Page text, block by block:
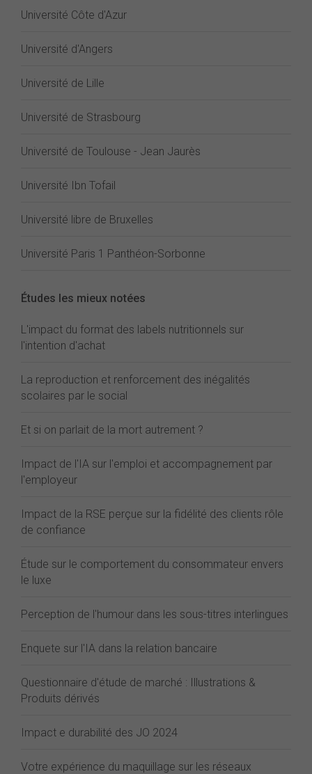
Université Côte d'Azur
Université d'Angers
Université de Lille
Université de Strasbourg
Université de Toulouse - Jean Jaurès
Université Ibn Tofail
Université libre de Bruxelles
Université Paris 1 Panthéon-Sorbonne
Études les mieux notées
L'impact du format des labels nutritionnels sur
l'intention d'achat
La reproduction et renforcement des inégalités
scolaires par le social
Et si on parlait de la mort autrement ?
Impact de l'IA sur l'emploi et accompagnement par
l'employeur
Impact de la RSE perçue sur la fidélité des clients rôle
de confiance
Étude sur le comportement du consommateur envers
le luxe
Perception de l'humour dans les sous-titres interlingues
Enquete sur l'IA dans la relation bancaire
Questionnaire d'étude de marché : Illustrations &
Produits dérivés
Impact e durabilité des JO 2024
Votre expérience du maquillage sur les réseaux